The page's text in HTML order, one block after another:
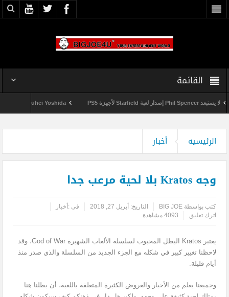
القائمة
لا يستبعد Phil Spencer إصدار لعبة Starfield لأجهزة PS5 Shuhei Yoshida سيتقاعد من شركة Sony في يناير المقبل
الرئيسيه أخبار
وجه Kratos بلا لحية مرعب جدا
كتب بواسطةBIG JOE التاريخ: أبريل 27, 2018 فى : أخبار
اترك تعليق
4093 مشاهدة
يعتبر Kratos البطل المحبوب لسلسلة الألعاب الشهيرة God of War، وقد
لاحظنا تغيير كبير في شكله مع الجزء الجديد من السلسلة والذي صدر منذ
أيام قليلة.
وجميعنا يعلم من الأخبار والعروض الكثيرة المتعلقة باللعبة، أن بطلنا هنا